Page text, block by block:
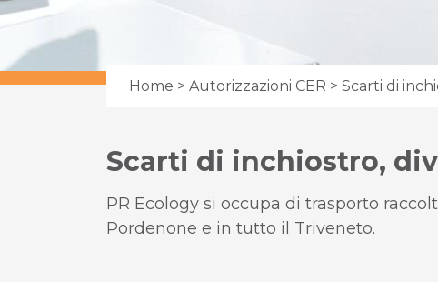
Home > Autorizzazioni CER > Scarti di
Scarti di inchiostro,
PR Ecology si occupa di trasporto
Pordenone e in tutto il Triveneto.